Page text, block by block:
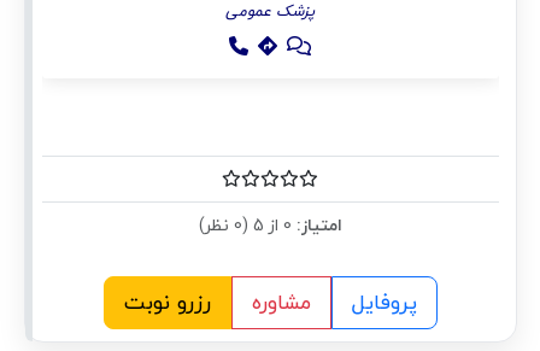
پزشک عمومی
امتیاز:
پروفایل مشاوره رزرو نوبت